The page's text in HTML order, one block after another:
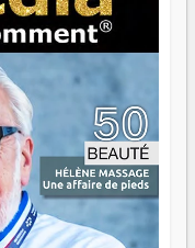
Une flamme sans
consumer. C'est
pour reprendre le
les récifs. Les jeunes
comme on dit. Ce
— c'est une question
aussi vos échecs.
mieux que
la barque avance.
rame dans le